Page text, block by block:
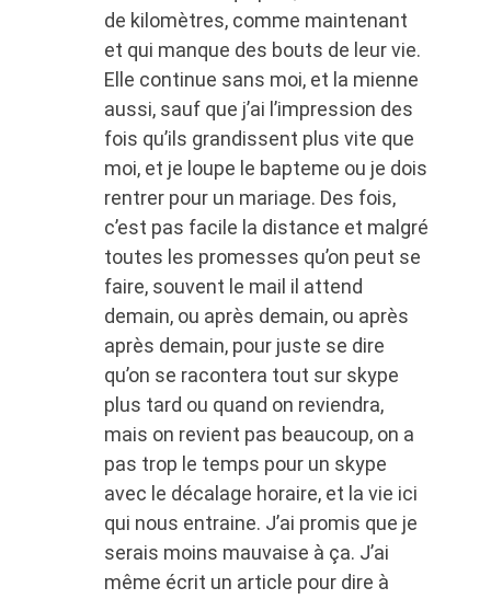
de kilomètres, comme maintenant
et qui manque des bouts de leur vie.
Elle continue sans moi, et la mienne
aussi, sauf que j’ai l’impression des
fois qu’ils grandissent plus vite que
moi, et je loupe le bapteme ou je dois
rentrer pour un mariage. Des fois,
c’est pas facile la distance et malgré
toutes les promesses qu’on peut se
faire, souvent le mail il attend
demain, ou après demain, ou après
après demain, pour juste se dire
qu’on se racontera tout sur skype
plus tard ou quand on reviendra,
mais on revient pas beaucoup, on a
pas trop le temps pour un skype
avec le décalage horaire, et la vie ici
qui nous entraine. J’ai promis que je
serais moins mauvaise à ça. J’ai
même écrit un article pour dire à